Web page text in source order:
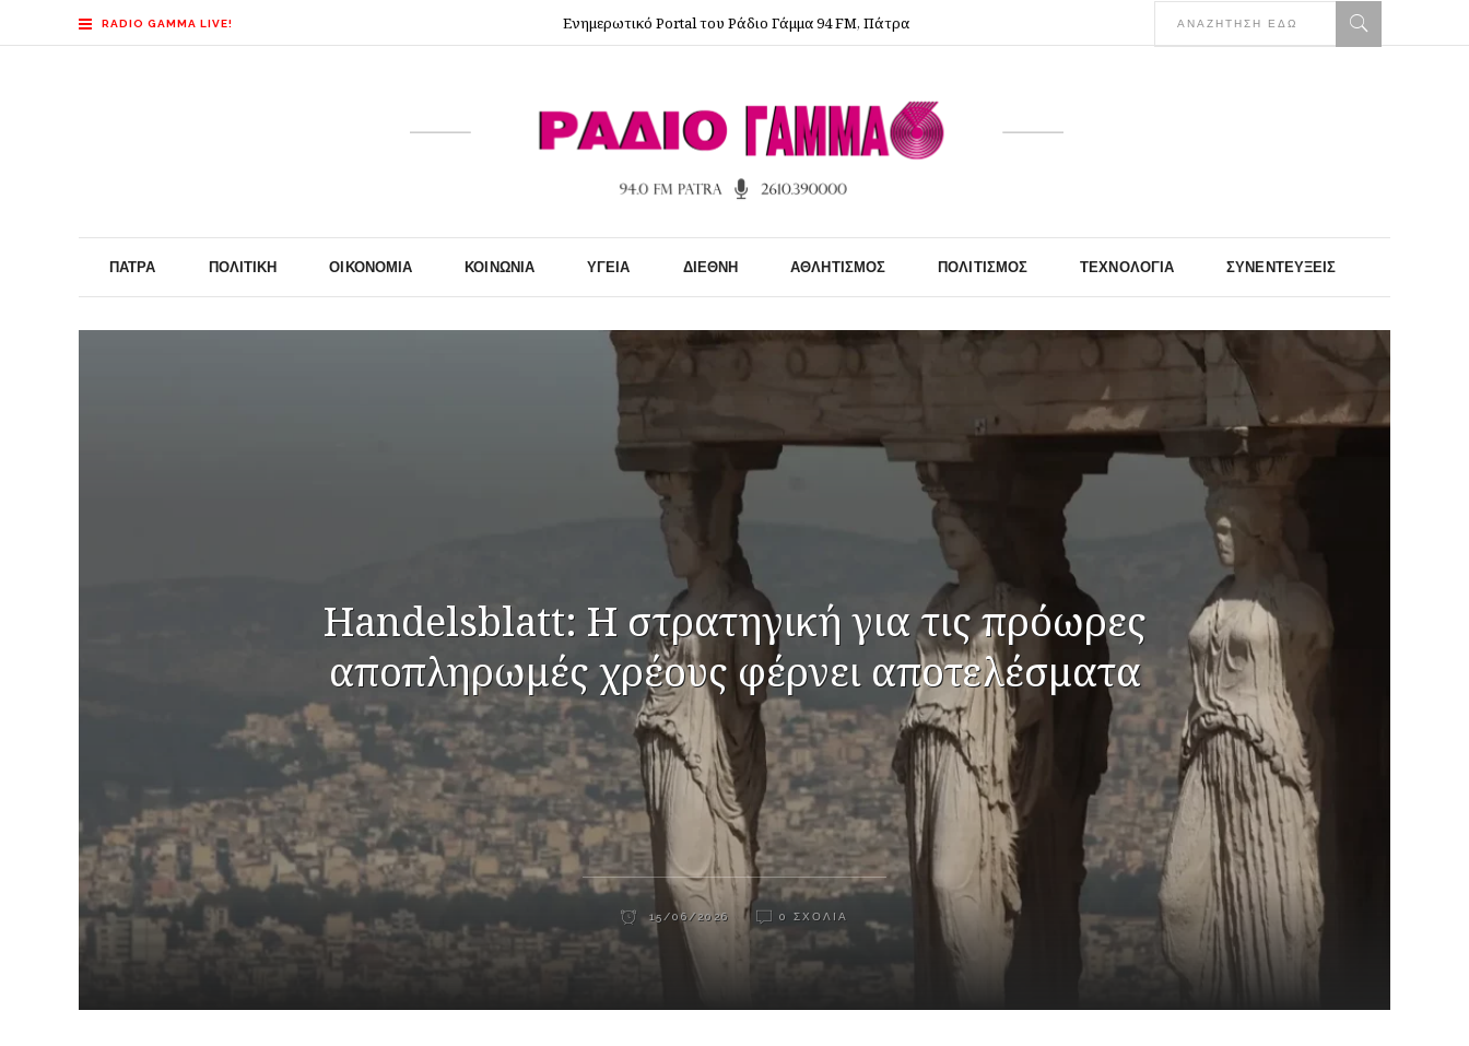
RADIO GAMMA LIVE! Ενημερωτικό Portal του Ράδιο Γάμμα 94 FM, Πάτρα
ΠΆΤΡΑ ΠΟΛΙΤΙΚΉ ΟΙΚΟΝΟΜΊΑ ΚΟΙΝΩΝΊΑ ΥΓΕΊΑ ΔΙΕΘΝΉ ΑΘΛΗΤΙΣΜΌΣ ΠΟΛΙΤΙΣΜΌΣ ΤΕΧΝΟΛΟΓΊΑ ΣΥΝΕΝΤΕΎΞΕΙΣ
Handelsblatt: Η στρατηγική για τις πρόωρες
αποπληρωμές χρέους φέρνει αποτελέσματα
15/06/2026 0 ΣΧΌΛΙΑ